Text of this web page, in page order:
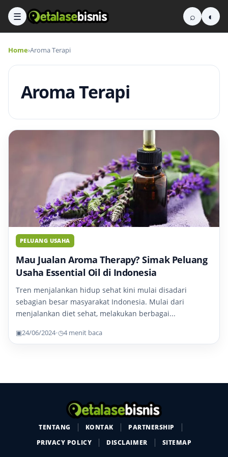
☰ ⌕ ◐
Home›Aroma Terapi
Aroma Terapi
PELUANG USAHA
Mau Jualan Aroma Therapy? Simak Peluang
Usaha Essential Oil di Indonesia
Tren menjalankan hidup sehat kini mulai disadari
sebagian besar masyarakat Indonesia. Mulai dari
menjalankan diet sehat, melakukan berbagai...
▣24/06/2024•◷4 menit baca
TENTANG KONTAK
PARTNERSHIP
PRIVACY POLICY
DISCLAIMER SITEMAP